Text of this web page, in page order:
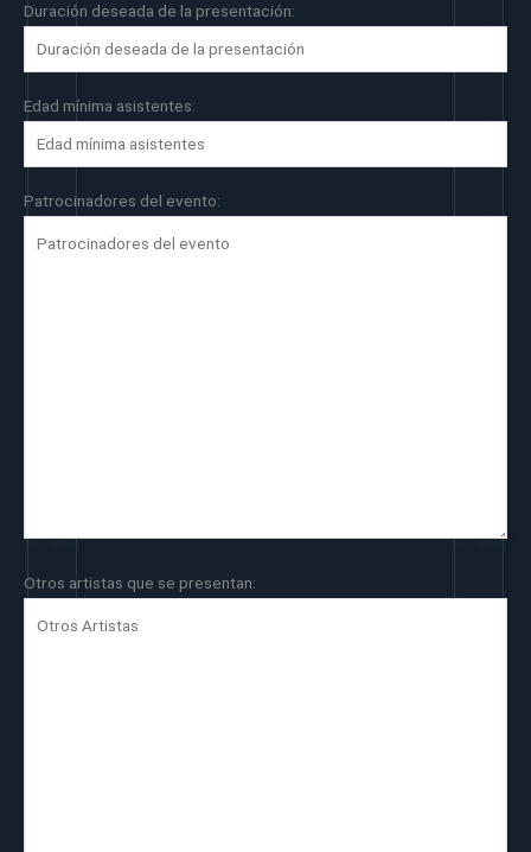
Duración deseada de la presentación:
Edad mínima asistentes:
Patrocinadores del evento:
Otros artistas que se presentan: